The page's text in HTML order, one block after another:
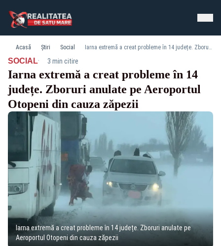
Acasă Știri Social Iarna extremă a creat probleme în 14 județe. Zboruri anulate pe Aeroportul Otopeni din cauza zăpezii
SOCIAL· 3 min citire
Iarna extremă a creat probleme în 14
județe. Zboruri anulate pe Aeroportul
Otopeni din cauza zăpezii
Iarna extremă a creat probleme în 14 județe. Zboruri anulate pe
Aeroportul Otopeni din cauza zăpezii